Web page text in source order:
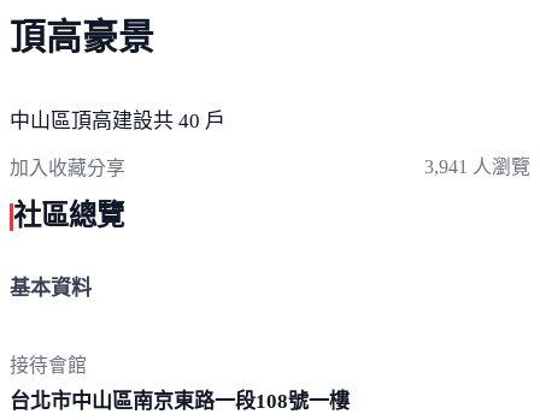
頂高豪景
中山區 頂高建設共 40 戶
加入收藏分享 3,941 人瀏覽
社區總覽
基本資料
接待會館
台北市中山區南京東路一段108號一樓